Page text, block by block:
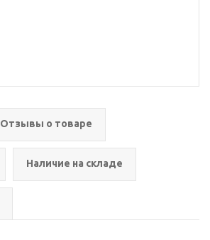
Отзывы о товаре
Наличие на складе